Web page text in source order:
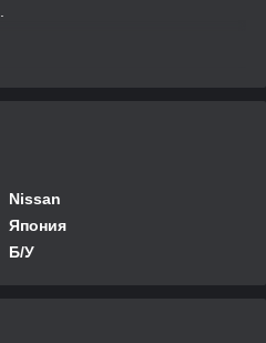
Nissan
Япония
Б/У